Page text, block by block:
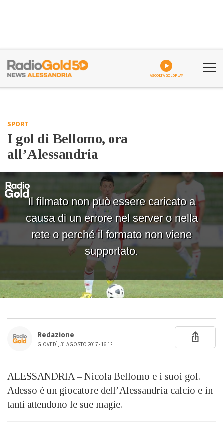
ASCOLTA GOLDPLAY
SPORT
I gol di Bellomo, ora
all’Alessandria
Redazione
GIOVEDÌ, 31 AGOSTO 2017 - 16:12
ALESSANDRIA – Nicola Bellomo e i suoi gol.
Adesso è un giocatore dell’Alessandria calcio e in
tanti attendono le sue magie.